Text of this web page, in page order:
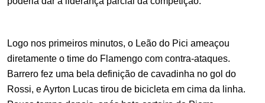
Logo nos primeiros minutos, o Leão do Pici ameaçou
diretamente o time do Flamengo com contra-ataques.
Barrero fez uma bela definição de cavadinha no gol do
Rossi, e Ayrton Lucas tirou de bicicleta em cima da linha.